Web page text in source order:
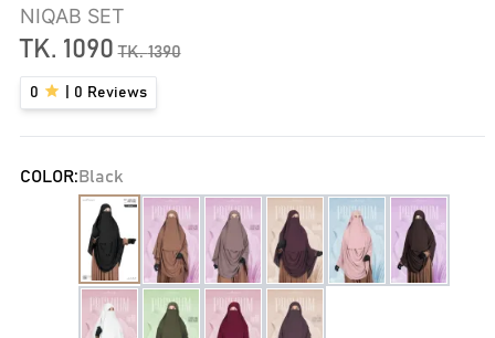
NIQAB SET
TK. 1090 TK.1390
0 0 Reviews
COLOR: Black